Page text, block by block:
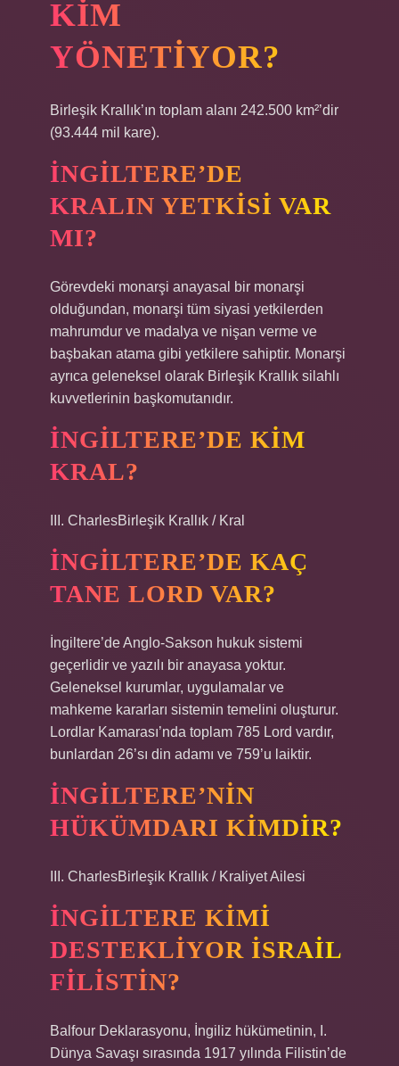
KIM
YÖNETIYOR?
Birleşik Krallık’ın toplam alanı 242.500 km²’dir
(93.444 mil kare).
İNGILTERE’DE
KRALIN YETKISI VAR
MI?
Görevdeki monarşi anayasal bir monarşi
olduğundan, monarşi tüm siyasi yetkilerden
mahrumdur ve madalya ve nişan verme ve
başbakan atama gibi yetkilere sahiptir. Monarşi
ayrıca geleneksel olarak Birleşik Krallık silahlı
kuvvetlerinin başkomutanıdır.
İNGILTERE’DE KIM
KRAL?
III. CharlesBirleşik Krallık / Kral
İNGILTERE’DE KAÇ
TANE LORD VAR?
İngiltere’de Anglo-Sakson hukuk sistemi
geçerlidir ve yazılı bir anayasa yoktur.
Geleneksel kurumlar, uygulamalar ve
mahkeme kararları sistemin temelini oluşturur.
Lordlar Kamarası’nda toplam 785 Lord vardır,
bunlardan 26’sı din adamı ve 759’u laiktir.
İNGILTERE’NIN
HÜKÜMDARI KIMDIR?
III. CharlesBirleşik Krallık / Kraliyet Ailesi
İNGILTERE KIMI
DESTEKLIYOR İSRAIL
FILISTIN?
Balfour Deklarasyonu, İngiliz hükümetinin, I.
Dünya Savaşı sırasında 1917 yılında Filistin’de